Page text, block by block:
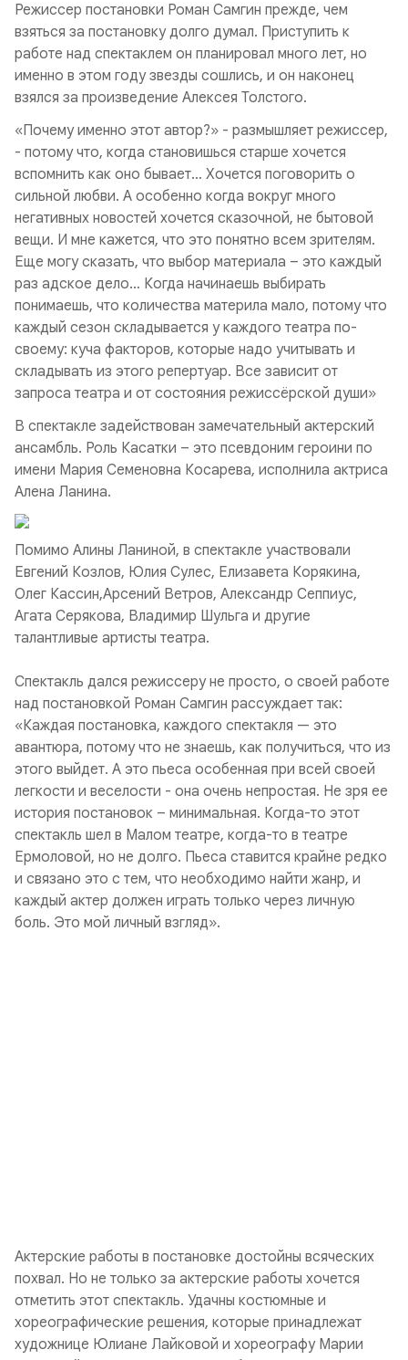
Режиссер постановки Роман Самгин прежде, чем
взяться за постановку долго думал. Приступить к
работе над спектаклем он планировал много лет, но
именно в этом году звезды сошлись, и он наконец
взялся за произведение Алексея Толстого.
«Почему именно этот автор?» - размышляет режиссер,
- потому что, когда становишься старше хочется
вспомнить как оно бывает… Хочется поговорить о
сильной любви. А особенно когда вокруг много
негативных новостей хочется сказочной, не бытовой
вещи. И мне кажется, что это понятно всем зрителям.
Еще могу сказать, что выбор материала – это каждый
раз адское дело… Когда начинаешь выбирать
понимаешь, что количества материла мало, потому что
каждый сезон складывается у каждого театра по-
своему: куча факторов, которые надо учитывать и
складывать из этого репертуар. Все зависит от
запроса театра и от состояния режиссёрской души»
В спектакле задействован замечательный актерский
ансамбль. Роль Касатки – это псевдоним героини по
имени Мария Семеновна Косарева, исполнила актриса
Алена Ланина.
Помимо Алины Ланиной, в спектакле участвовали
Евгений Козлов, Юлия Сулес, Елизавета Корякина,
Олег Кассин,Арсений Ветров, Александр Сеппиус,
Агата Серякова, Владимир Шульга и другие
талантливые артисты театра.
Спектакль дался режиссеру не просто, о своей работе
над постановкой Роман Самгин рассуждает так:
«Каждая постановка, каждого спектакля — это
авантюра, потому что не знаешь, как получиться, что из
этого выйдет. А это пьеса особенная при всей своей
легкости и веселости - она очень непростая. Не зря ее
история постановок – минимальная. Когда-то этот
спектакль шел в Малом театре, когда-то в театре
Ермоловой, но не долго. Пьеса ставится крайне редко
и связано это с тем, что необходимо найти жанр, и
каждый актер должен играть только через личную
боль. Это мой личный взгляд».
Актерские работы в постановке достойны всяческих
похвал. Но не только за актерские работы хочется
отметить этот спектакль. Удачны костюмные и
хореографические решения, которые принадлежат
художнице Юлиане Лайковой и хореографу Марии